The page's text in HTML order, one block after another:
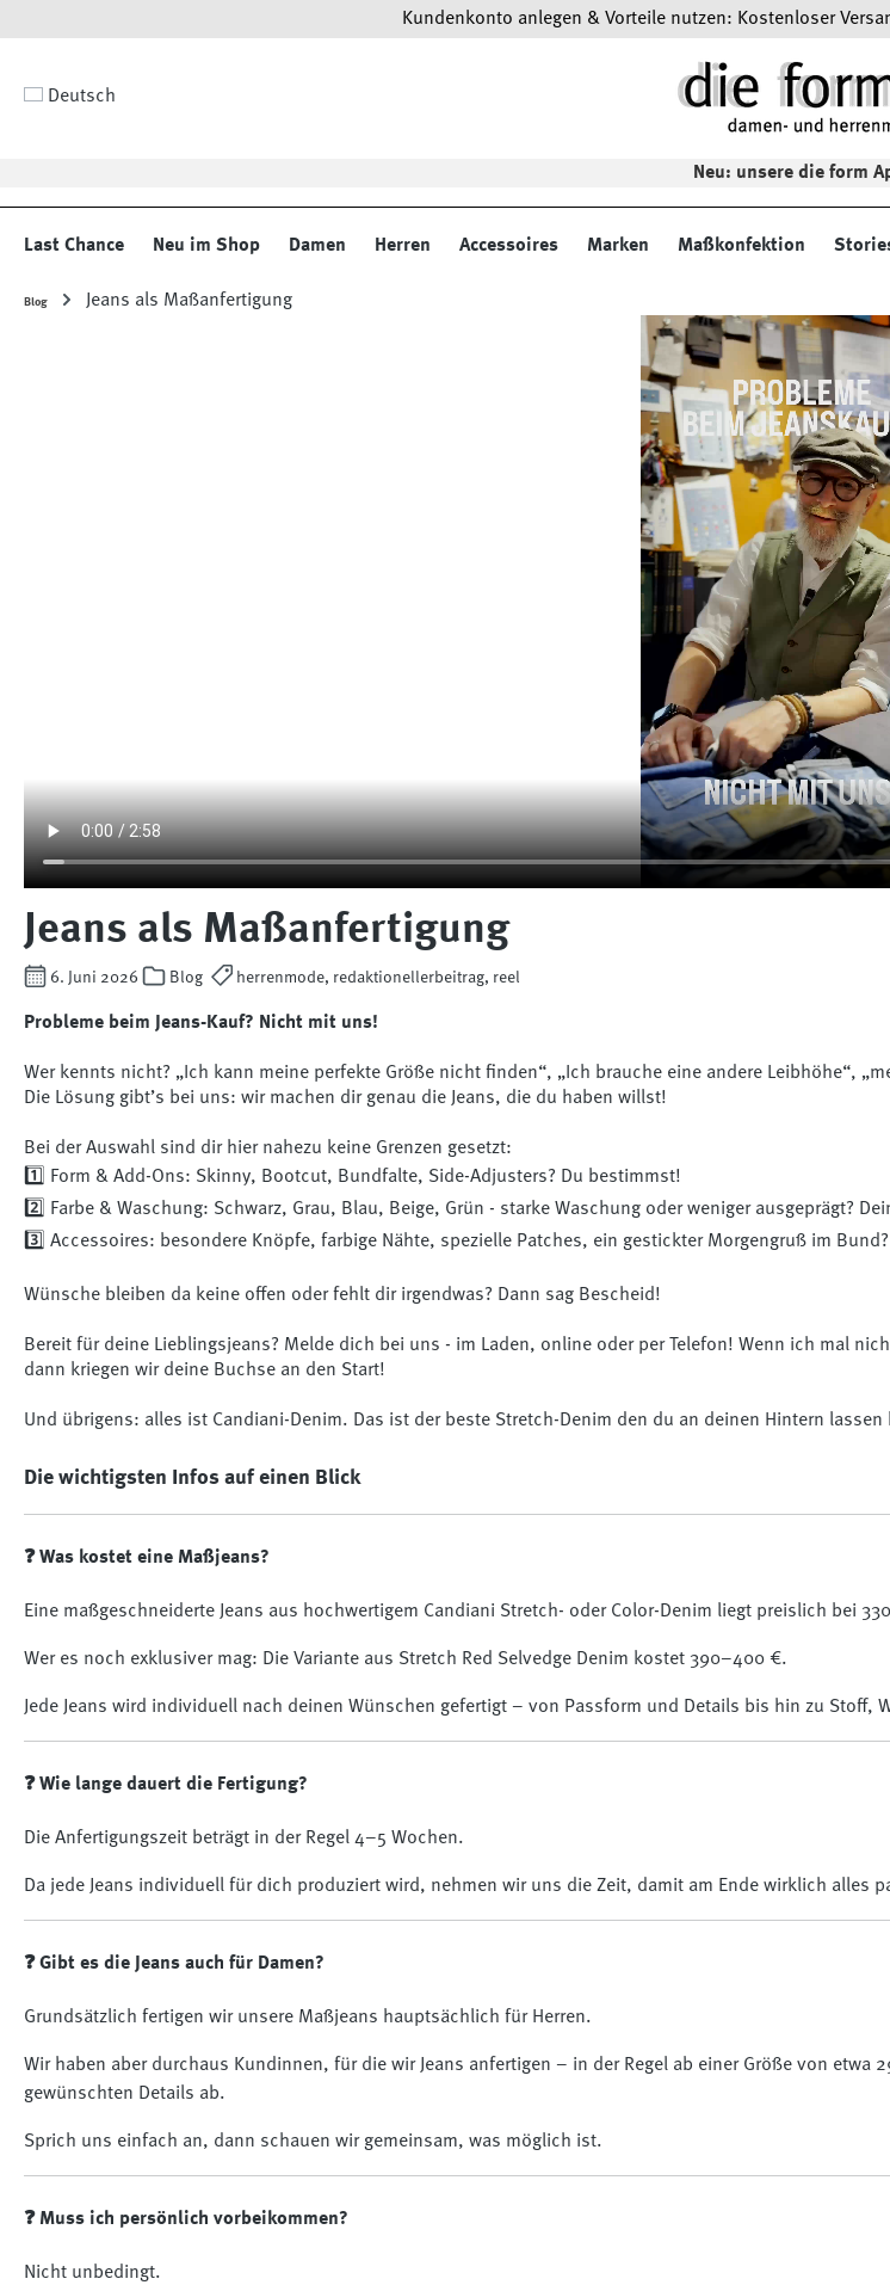
Kundenkonto anlegen & Vorteile nutzen: Kostenloser
Deutsch
Neu: unsere die form
Last Chance Neu im Shop Damen Herren Accessoires Marken Maßkonfektion
Blog Jeans als Maßanfertigung
Jeans als Maßanfertigung
6. Juni 2026 Blog herrenmode, redaktionellerbeitrag, reel
Probleme beim Jeans-Kauf? Nicht mit uns!
Wer kennts nicht? „Ich kann meine perfekte Größe nicht finden“, „Ich brauche eine andere Leibhöhe“,
Die Lösung gibt’s bei uns: wir machen dir genau die Jeans, die du haben willst!
Bei der Auswahl sind dir hier nahezu keine Grenzen gesetzt:
1️⃣ Form & Add-Ons: Skinny, Bootcut, Bundfalte, Side-Adjusters? Du bestimmst!
2️⃣ Farbe & Waschung: Schwarz, Grau, Blau, Beige, Grün - starke Waschung oder weniger ausgeprägt?
3️⃣ Accessoires: besondere Knöpfe, farbige Nähte, spezielle Patches, ein gestickter Morgengruß im Bund?
Wünsche bleiben da keine offen oder fehlt dir irgendwas? Dann sag Bescheid!
Bereit für deine Lieblingsjeans? Melde dich bei uns - im Laden, online oder per Telefon! Wenn ich mal
dann kriegen wir deine Buchse an den Start!
Und übrigens: alles ist Candiani-Denim. Das ist der beste Stretch-Denim den du an deinen Hintern lassen
Die wichtigsten Infos auf einen Blick
❓ Was kostet eine Maßjeans?
Eine maßgeschneiderte Jeans aus hochwertigem Candiani Stretch- oder Color-Denim liegt preislich bei
Wer es noch exklusiver mag: Die Variante aus Stretch Red Selvedge Denim kostet 390–400 €.
Jede Jeans wird individuell nach deinen Wünschen gefertigt – von Passform und Details bis hin zu Stoff,
❓ Wie lange dauert die Fertigung?
Die Anfertigungszeit beträgt in der Regel 4–5 Wochen.
Da jede Jeans individuell für dich produziert wird, nehmen wir uns die Zeit, damit am Ende wirklich alles
❓ Gibt es die Jeans auch für Damen?
Grundsätzlich fertigen wir unsere Maßjeans hauptsächlich für Herren.
Wir haben aber durchaus Kundinnen, für die wir Jeans anfertigen – in der Regel ab einer Größe von
gewünschten Details ab.
Sprich uns einfach an, dann schauen wir gemeinsam, was möglich ist.
❓ Muss ich persönlich vorbeikommen?
Nicht unbedingt.